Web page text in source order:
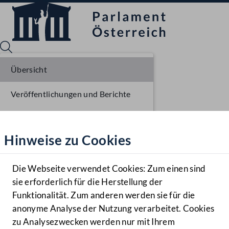
Hilfe
Benutzer
Navigationsmenü öffnen
MENÜ
Hinweise zu Cookies
Die Webseite verwendet Cookies: Zum einen sind
sie erforderlich für die Herstellung der
Funktionalität. Zum anderen werden sie für die
anonyme Analyse der Nutzung verarbeitet. Cookies
zu Analysezwecken werden nur mit Ihrem
Übersicht
Veröffentlichungen und Berichte
Parlamentarisches Verfahren